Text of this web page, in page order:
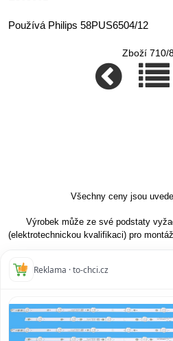
Používá Philips 58PUS6504/12
Zboží 710/
Všechny ceny jsou
Výrobek může ze své podstaty
(elektrotechnickou kvalifikaci) pro
Reklama · to-chci.cz